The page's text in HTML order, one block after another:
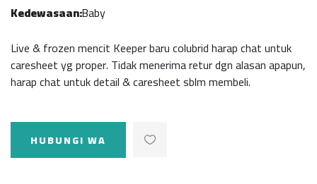
Kedewasaan:Baby
Live & frozen mencit Keeper baru colubrid harap chat untuk
caresheet yg proper. Tidak menerima retur dgn alasan apapun,
harap chat untuk detail & caresheet sblm membeli.
HUBUNGI WA